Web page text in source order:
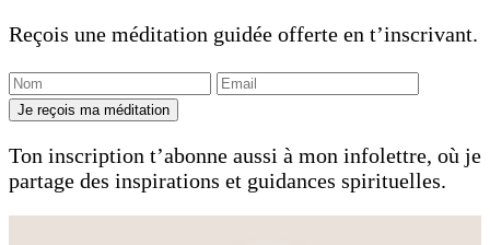
Reçois une méditation guidée offerte en t’inscrivant.
Je reçois ma méditation
Ton inscription t’abonne aussi à mon infolettre, où je
partage des inspirations et guidances spirituelles.